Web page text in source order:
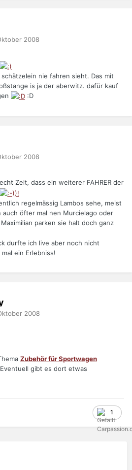
2008
nie fahren sieht. Das mit
is ja der aberwitz. dafür kauf
:D
2008
Zeit, dass ein weiterer FAHRER der
regelmässig Lambos sehe, meist
auch öfter mal nen Murcielago oder
parken sie halt doch ganz
durfte ich live aber noch nicht
ein Erlebniss!
2008
Zubehör für Sportwagen
gibt es dort etwas
1